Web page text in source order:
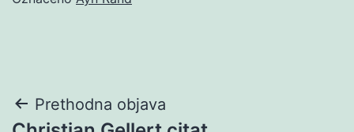
Navigacija
Prethodna objava